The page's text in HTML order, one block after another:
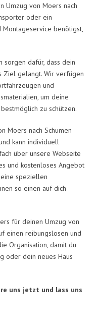
Umzug von Moers nach
oder ein
Montageservice benötigst,
sorgen dafür, dass dein
Ziel gelangt. Wir verfügen
und
um deine
zu schützen.
Moers nach Schumen
kann individuell
über unsere Webseite
und kostenloses Angebot
speziellen
so einen auf dich
für deinen Umzug von
einen reibungslosen und
Organisation, damit du
oder dein neues Haus
uns jetzt und lass uns